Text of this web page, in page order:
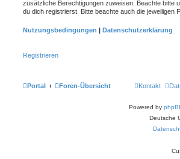
zusätzliche Berechtigungen zuweisen. Beachte bitte
du dich registrierst. Bitte beachte auch die jeweiligen
Nutzungsbedingungen | Datenschutzerklärung
Registrieren
Portal Foren-Übersicht Kontakt
Powered by
Deutsche